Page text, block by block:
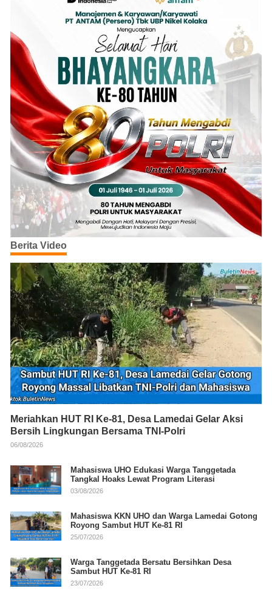
Berita Video
Meriahkan HUT RI Ke-81, Desa Lamedai Gelar Aksi
Bersih Lingkungan Bersama TNI-Polri
06/08/2026
Mahasiswa UHO Edukasi Warga Tanggetada
Tangkal Hoaks Lewat Program Literasi
03/08/2026
Mahasiswa KKN UHO dan Warga Lamedai Gotong
Royong Sambut HUT Ke-81 RI
25/07/2026
Warga Tanggetada Bersatu Bersihkan Desa
Sambut HUT Ke-81 RI
23/07/2026